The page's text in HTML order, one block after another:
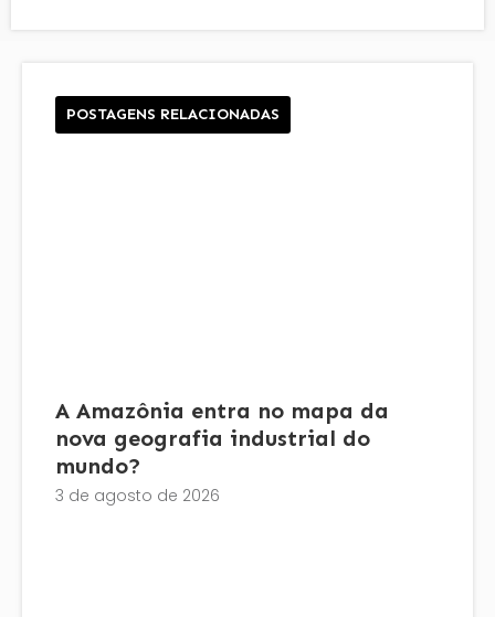
POSTAGENS RELACIONADAS
A Amazônia entra no mapa da
nova geografia industrial do
mundo?
3 de agosto de 2026